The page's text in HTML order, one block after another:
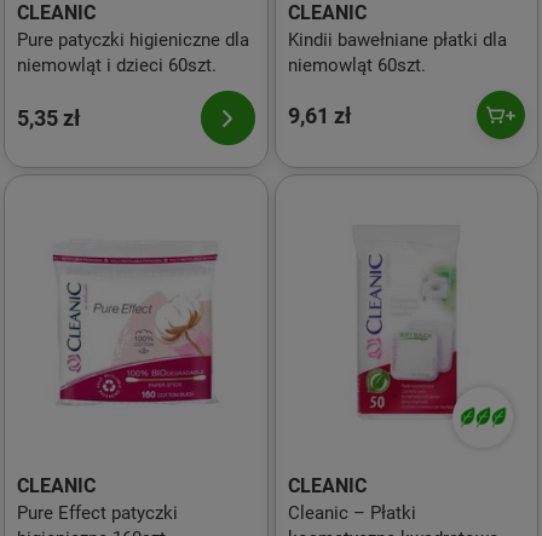
CLEANIC
Pure patyczki higieniczne dla
niemowląt i dzieci 60szt.
5,35 zł
CLEANIC
Kindii bawełniane płatki dla
niemowląt 60szt.
9,61 zł
CLEANIC
Pure Effect patyczki
CLEANIC
Cleanic – Płatki